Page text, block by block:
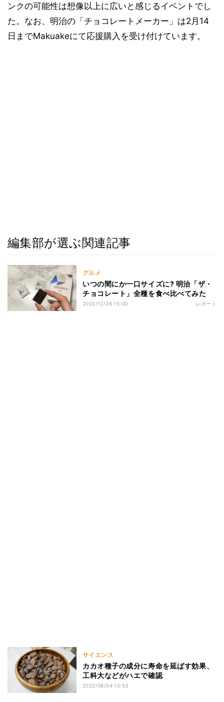
ンクの可能性は想像以上に広いと感じるイベントでし
た。なお、明治の「チョコレートメーカー」は2月14
日までMakuakeにて応援購入を受け付けています。
編集部が選ぶ関連記事
グルメ
いつの間にか一口サイズに? 明治「ザ・
チョコレート」全種を食べ比べてみた
2022/12/26 15:00 レポート
サイエンス
カカオ種子の成分に寿命を延ばす効果、
工科大などがハエで確認
2022/08/04 10:53